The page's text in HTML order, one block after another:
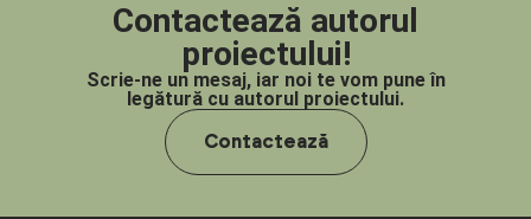
Contactează autorul
proiectului!
Scrie-ne un mesaj, iar noi te vom pune în
legătură cu autorul proiectului.
Contactează